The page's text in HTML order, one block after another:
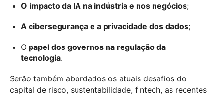
O impacto da IA na indústria e nos negócios;
A cibersegurança e a privacidade dos dados;
O papel dos governos na regulação da
tecnologia.
Serão também abordados os atuais desafios do
capital de risco, sustentabilidade, fintech, as recentes